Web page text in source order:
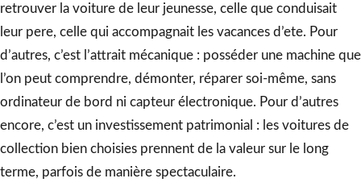
retrouver la voiture de leur jeunesse, celle que conduisait
leur pere, celle qui accompagnait les vacances d’ete. Pour
d’autres, c’est l’attrait mécanique : posséder une machine que
l’on peut comprendre, démonter, réparer soi-même, sans
ordinateur de bord ni capteur électronique. Pour d’autres
encore, c’est un investissement patrimonial : les voitures de
collection bien choisies prennent de la valeur sur le long
terme, parfois de manière spectaculaire.